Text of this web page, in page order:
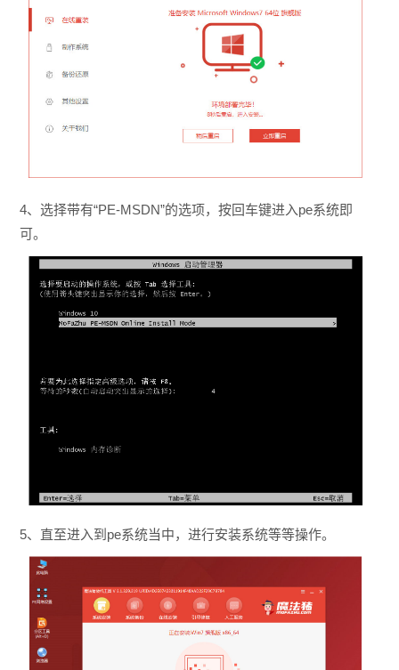
4、选择带有“PE-MSDN”的选项，按回车键进入pe系统即
可。
5、直至进入到pe系统当中，进行安装系统等等操作。